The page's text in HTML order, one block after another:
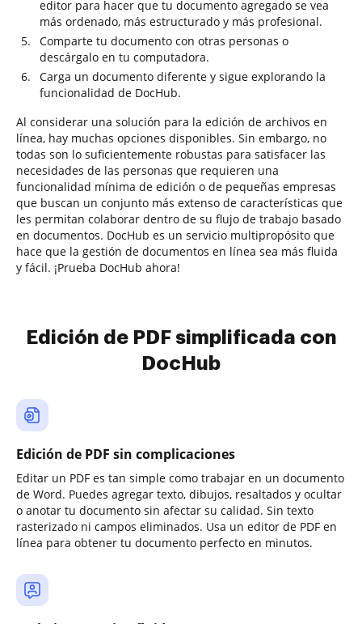
editor para hacer que tu documento agregado se vea
más ordenado, más estructurado y más profesional.
Comparte tu documento con otras personas o
descárgalo en tu computadora.
Carga un documento diferente y sigue explorando la
funcionalidad de DocHub.
Al considerar una solución para la edición de archivos en
línea, hay muchas opciones disponibles. Sin embargo, no
todas son lo suficientemente robustas para satisfacer las
necesidades de las personas que requieren una
funcionalidad mínima de edición o de pequeñas empresas
que buscan un conjunto más extenso de características que
les permitan colaborar dentro de su flujo de trabajo basado
en documentos. DocHub es un servicio multipropósito que
hace que la gestión de documentos en línea sea más fluida
y fácil. ¡Prueba DocHub ahora!
Edición de PDF simplificada con
DocHub
Edición de PDF sin complicaciones
Editar un PDF es tan simple como trabajar en un documento
de Word. Puedes agregar texto, dibujos, resaltados y ocultar
o anotar tu documento sin afectar su calidad. Sin texto
rasterizado ni campos eliminados. Usa un editor de PDF en
línea para obtener tu documento perfecto en minutos.